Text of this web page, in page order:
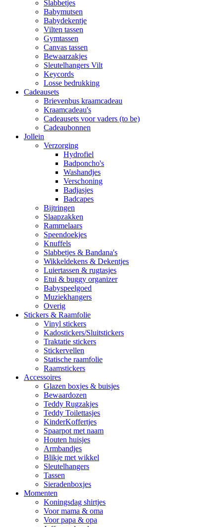
Slabbetjes
Babymutsen
Babydekentje
Vilten tassen
Gymtassen
Canvas tassen
Bewaarzakjes
Sleutelhangers Vilt
Keycords
Losse bedrukking
Cadeausets
Brievenbus kraamcadeau
Kraamcadeau's
Cadeausets voor vaders (to be)
Cadeaubonnen
Jollein
Verzorging
Hydrofiel
Badponcho's
Washandjes
Verschoning
Badjasjes
Badcapes
Bijtringen
Slaapzakken
Rammelaars
Speendoekjes
Knuffels
Slabbetjes & Bandana's
Wikkeldekens & Dekentjes
Luiertassen & rugtasjes
Etui & buggy organizer
Babyspeelgoed
Muziekhangers
Overig
Stickers & Raamfolie
Vinyl stickers
Kadostickers/Sluitstickers
Traktatie stickers
Stickervellen
Statische raamfolie
Raamstickers
Accessoires
Glazen boxjes & buisjes
Bewaardozen
Teddy Rugzakjes
Teddy Toilettasjes
KinderKoffertjes
Spaarpot met naam
Houten huisjes
Armbandjes
Blikje met wikkel
Sleutelhangers
Tassen
Sieradenboxjes
Momenten
Koningsdag shirtjes
Voor mama & oma
Voor papa & opa